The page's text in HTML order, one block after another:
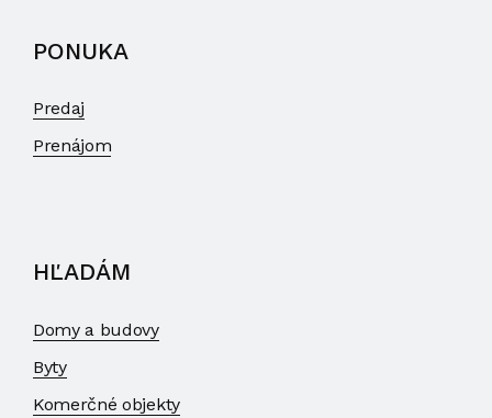
PONUKA
Predaj
Prenájom
HĽADÁM
Domy a budovy
Byty
Komerčné objekty